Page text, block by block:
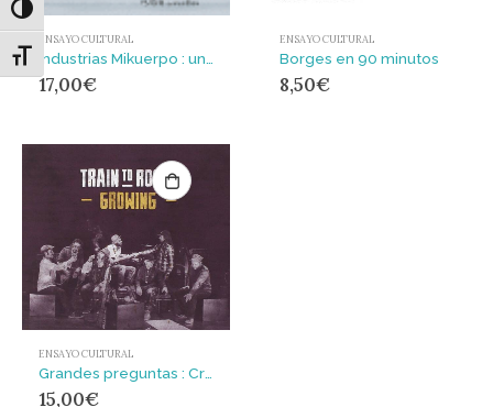
Alternar alto contraste
Alternar tamaño de letra
ENSAYO CULTURAL
17,00€
ENSAYO CULTURAL
Borges en 90 minutos
8,50€
ENSAYO CULTURAL
15,00€